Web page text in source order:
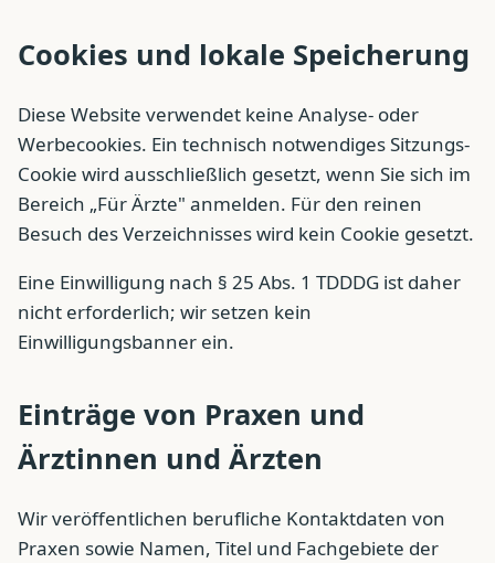
Cookies und lokale Speicherung
Diese Website verwendet keine Analyse- oder
Werbecookies. Ein technisch notwendiges Sitzungs-
Cookie wird ausschließlich gesetzt, wenn Sie sich im
Bereich „Für Ärzte" anmelden. Für den reinen
Besuch des Verzeichnisses wird kein Cookie gesetzt.
Eine Einwilligung nach § 25 Abs. 1 TDDDG ist daher
nicht erforderlich; wir setzen kein
Einwilligungsbanner ein.
Einträge von Praxen und
Ärztinnen und Ärzten
Wir veröffentlichen berufliche Kontaktdaten von
Praxen sowie Namen, Titel und Fachgebiete der